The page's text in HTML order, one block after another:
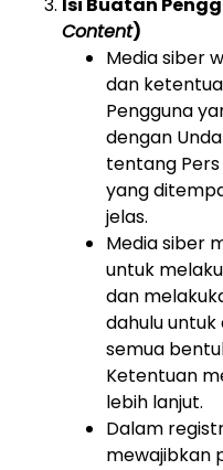
Content)
Media siber
dan
Pengguna
dengan
tentang Pers
yang
jelas.
Media siber
untuk
dan
dahulu
semua
Ketentuan
lebih lanjut.
Dalam
mewajibkan